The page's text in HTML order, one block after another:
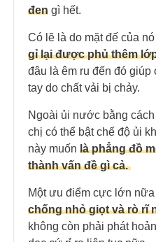
đen gì hết.
Có lẽ là do mặt đế của
gỉ lại được phủ thêm
đâu là êm ru đến đó
tay do chất vải bị chảy.
Ngoài ủi nước bằng
chị có thể bật chế độ ủi
này muốn là phẳng đồ
thành vấn đề gì cả.
Một ưu điểm cực lớn
chống nhỏ giọt và rò rĩ
không còn phải phát